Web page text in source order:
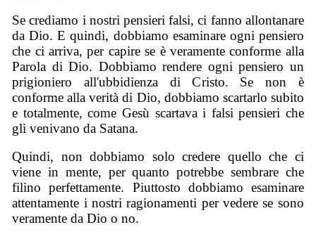
Se crediamo i nostri pensieri falsi, ci fanno allontanare
da Dio. E quindi, dobbiamo esaminare ogni pensiero
che ci arriva, per capire se è veramente conforme alla
Parola di Dio. Dobbiamo rendere ogni pensiero un
prigioniero all'ubbidienza di Cristo. Se non è
conforme alla verità di Dio, dobbiamo scartarlo subito
e totalmente, come Gesù scartava i falsi pensieri che
gli venivano da Satana.
Quindi, non dobbiamo solo credere quello che ci
viene in mente, per quanto potrebbe sembrare che
filino perfettamente. Piuttosto dobbiamo esaminare
attentamente i nostri ragionamenti per vedere se sono
veramente da Dio o no.